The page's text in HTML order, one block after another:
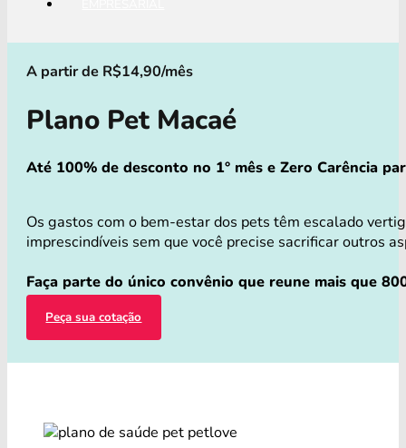
A partir de R$14,90/mês
Plano Pet Macaé
Até 100% de desconto no 1° mês e Zero Carência
Os gastos com o bem-estar dos pets têm escalado
imprescindíveis sem que você precise sacrificar outros
Faça parte do único convênio que reune mais que
Peça sua cotação